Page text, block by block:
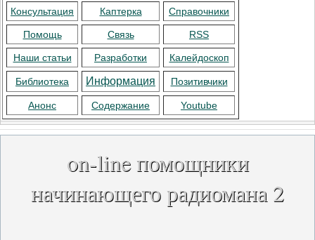
Консультация Каптерка Справочники
Помощь Связь RSS
Наши статьи Разработки Калейдоскоп
Библиотека Информация Позитивчики
Анонс Содержание Youtube
on-line помощники
начинающего радиомана 2